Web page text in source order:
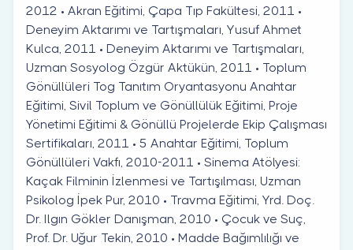
2012 • Akran Eğitimi, Çapa Tıp Fakültesi, 2011 •
Deneyim Aktarımı ve Tartışmaları, Yusuf Ahmet
Kulca, 2011 • Deneyim Aktarımı ve Tartışmaları,
Uzman Sosyolog Özgür Aktükün, 2011 • Toplum
Gönüllüleri Tog Tanıtım Oryantasyonu Anahtar
Eğitimi, Sivil Toplum ve Gönüllülük Eğitimi, Proje
Yönetimi Eğitimi & Gönüllü Projelerde Ekip Çalışması
Sertifikaları, 2011 • 5 Anahtar Eğitimi, Toplum
Gönüllüleri Vakfı, 2010-2011 • Sinema Atölyesi:
Kaçak Filminin İzlenmesi ve Tartışılması, Uzman
Psikolog İpek Pur, 2010 • Travma Eğitimi, Yrd. Doç.
Dr. Ilgın Gökler Danışman, 2010 • Çocuk ve Suç,
Prof. Dr. Uğur Tekin, 2010 • Madde Bağımlılığı ve